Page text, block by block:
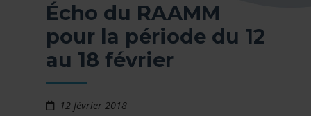
Écho du RAAMM
pour la période du 12
au 18 février
12 février 2018